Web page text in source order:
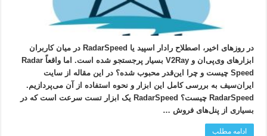
در روزهای اخیر، اصطلاح رادار اسپید یا RadarSpeed در میان کاربران
ابزارهای وی‌پی‌ان و V2Ray بسیار پرجستجو شده است. اما واقعاً Radar
Speed چیست و چرا این‌قدر محبوب شده؟ در این مقاله از سایت
ایران‌سیف به بررسی کامل این ابزار و نحوه استفاده از آن می‌پردازیم.
RadarSpeed چیست؟ RadarSpeed یک ابزار تست سرعت است که در
بسیاری از پنل‌های فروش …
ادامه مطلب